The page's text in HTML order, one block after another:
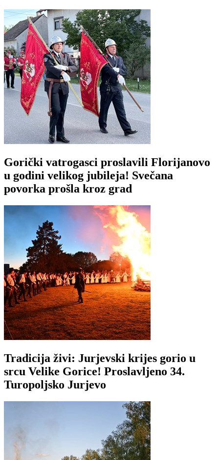
Gorički vatrogasci proslavili Florijanovo
u godini velikog jubileja! Svečana
povorka prošla kroz grad
Tradicija živi: Jurjevski krijes gorio u
srcu Velike Gorice! Proslavljeno 34.
Turopoljsko Jurjevo